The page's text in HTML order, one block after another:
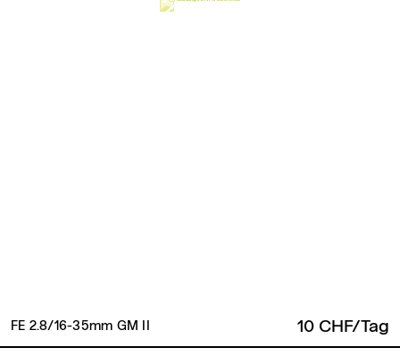
FE 2.8/16-35mm GM II 10 CHF/Tag
Zurück zum Seitenanfang